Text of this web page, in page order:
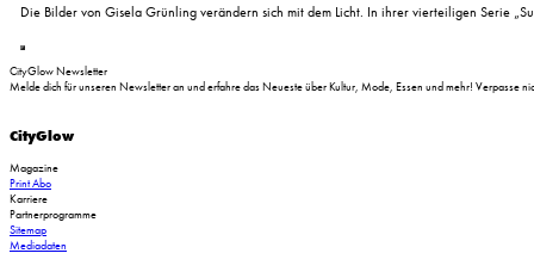
Die Bilder von Gisela Grünling verändern sich mit dem Licht. In ihrer vierteiligen Serie
CityGlow Newsletter
Melde dich für unseren Newsletter an und erfahre das Neueste über Kultur, Mode, Essen und mehr! Verpasse
CityGlow
Magazine
Print Abo
Karriere
Partnerprogramme
Sitemap
Mediadaten